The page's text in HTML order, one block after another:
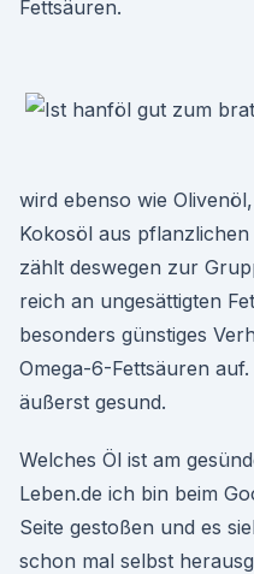
Fettsäuren.
wird ebenso wie
Kokosöl aus
zählt deswegen zur
reich an ungesättigten
besonders günstiges
Omega-6-Fettsäuren
äußerst gesund.
Welches Öl ist am
Leben.de ich bin beim
Seite gestoßen und es
schon mal selbst